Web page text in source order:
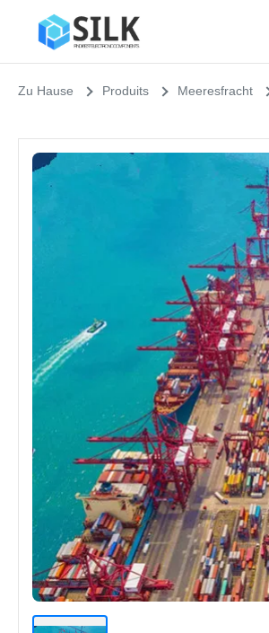
Zu Hause Produits Meeresfracht